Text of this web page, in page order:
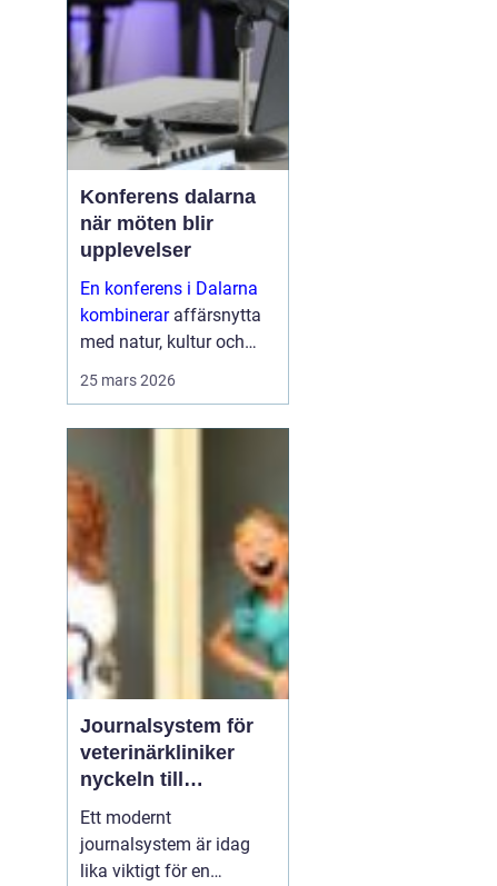
effektivt. Genom
professionella
30 juni
Konferens dalarna
när möten blir
upplevelser
En konferens i Dalarna
kombineraraffärsnytta
med natur, kultur och
fokus, sammanhållning
och ny energ...
25 mars 2026
Journalsystem för
veterinärkliniker
nyckeln till
smidigare vardag
och säkrare vård
Ett modernt
journalsystem är idag
lika viktigt för en